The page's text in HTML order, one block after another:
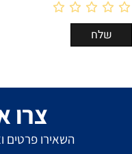
צרו
השאירו פרטים